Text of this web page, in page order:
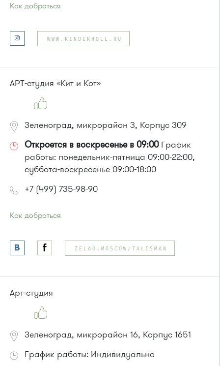
Как добраться
Автобус № 12.
или до остановки"Ржавки-2":
Маршрутка № 431м, 476м, 900
WWW.KINDERHOLL.RU
АРТ-студия «Кит и Кот»
Зеленоград, микрорайон 3, Корпус 309
Откроется в воскресенье в 09:00График
работы: понедельник-пятница 09:00-22:00,
суббота-воскресенье 09:00-18:00
+7 (499) 735-98-90
Как добраться
Автобусы № 1, 6, 7, 10, 12, 19, 400, 400э.
Маршрутка № 419м, 431м, 720м, 900, 903
Маршрутка № 408м, 419м, 476м
ZELAO.MOSCOW/TALISMAN
Арт-студия
Зеленоград, микрорайон 16, Корпус 1651
График работы: Индивидуально